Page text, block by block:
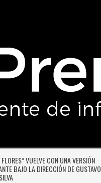
VUELVE CON UNA VERSIÓN
BAJO LA DIRECCIÓN DE GUSTAVO